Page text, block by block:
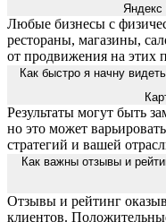
Любые бизнесы с
рестораны, магазины,
от продвижения на этих
Как быстро я начну
Результаты могут быть
но это может
стратегий и вашей
Как важны отзывы и
Отзывы и рейтинг
клиентов.